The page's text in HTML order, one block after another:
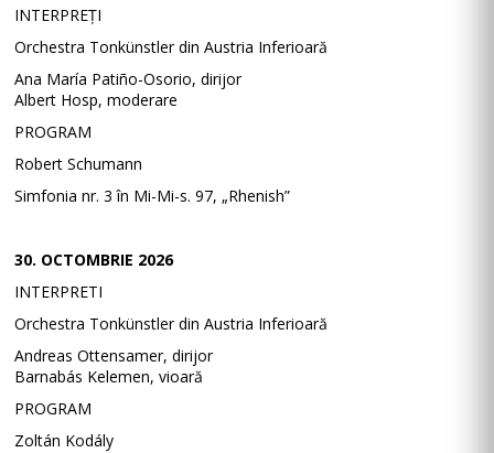
INTERPREȚI
Orchestra Tonkünstler din Austria Inferioară
Ana María Patiño-Osorio, dirijor
Albert Hosp, moderare
PROGRAM
Robert Schumann
Simfonia nr. 3 în Mi-Mi-s. 97, „Rhenish”
30. OCTOMBRIE 2026
INTERPRETI
Orchestra Tonkünstler din Austria Inferioară
Andreas Ottensamer, dirijor
Barnabás Kelemen, vioară
PROGRAM
Zoltán Kodály